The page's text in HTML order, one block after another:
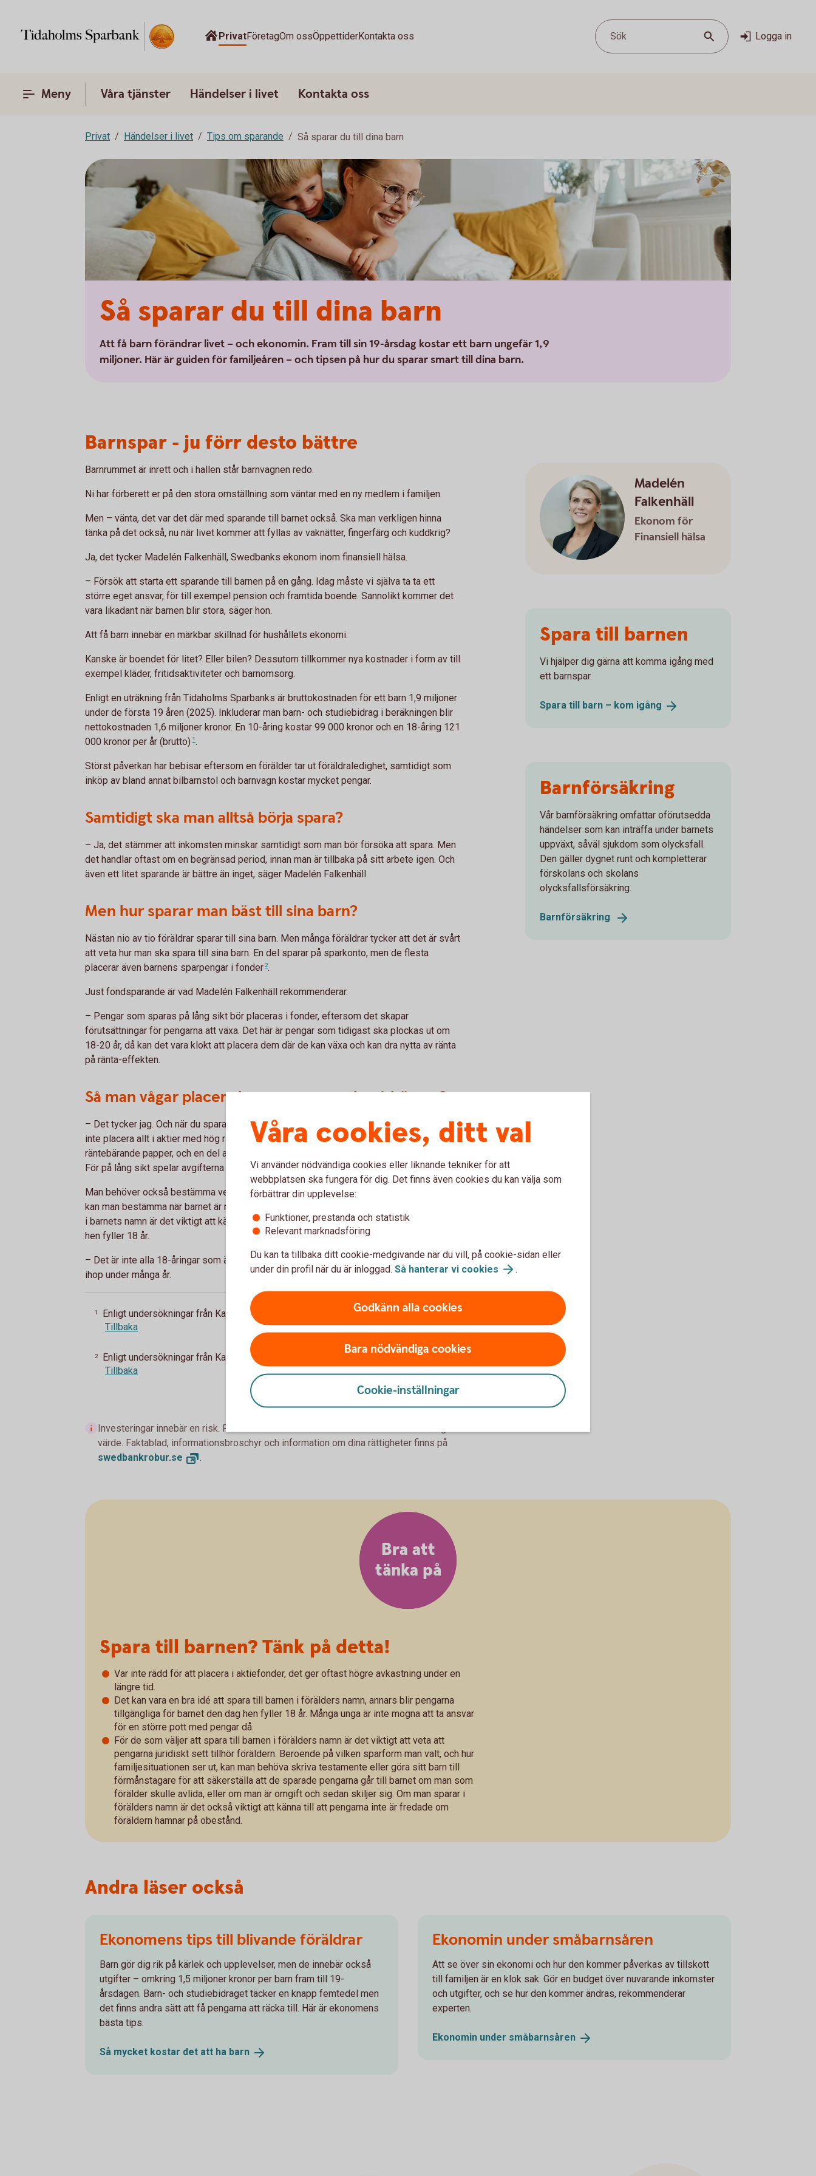
PrivatFöretagOm ossÖppettiderKontakta oss Sök Logga in
Meny Våra tjänster Händelser i livet Kontakta oss
Privat Händelser i livet Tips om sparande Så sparar du till dina barn
Så sparar du till dina barn
Att få barn förändrar livet – och ekonomin. Fram till sin 19-årsdag kostar ett barn ungefär 1,9
miljoner. Här är guiden för familjeåren – och tipsen på hur du sparar smart till dina barn.
Barnspar - ju förr desto bättre
Barnrummet är inrett och i hallen står barnvagnen redo.
Ni har förberett er på den stora omställning som väntar med en ny medlem i familjen.
Men – vänta, det var det där med sparande till barnet också. Ska man verkligen hinna
tänka på det också, nu när livet kommer att fyllas av vaknätter, fingerfärg och kuddkrig?
Ja, det tycker Madelén Falkenhäll, Swedbanks ekonom inom finansiell hälsa.
– Försök att starta ett sparande till barnen på en gång. Idag måste vi själva ta ta ett
större eget ansvar, för till exempel pension och framtida boende. Sannolikt kommer det
vara likadant när barnen blir stora, säger hon.
Att få barn innebär en märkbar skillnad för hushållets ekonomi.
Kanske är boendet för litet? Eller bilen? Dessutom tillkommer nya kostnader i form av till
exempel kläder, fritidsaktiviteter och barnomsorg.
Enligt en uträkning från Tidaholms Sparbanks är bruttokostnaden för ett barn 1,9 miljoner
under de första 19 åren (2025). Inkluderar man barn- och studiebidrag i beräkningen blir
nettokostnaden 1,6 miljoner kronor. En 10-åring kostar 99 000 kronor och en 18-åring 121
000 kronor per år (brutto) 1.
Störst påverkan har bebisar eftersom en förälder tar ut föräldraledighet, samtidigt som
inköp av bland annat bilbarnstol och barnvagn kostar mycket pengar.
Samtidigt ska man alltså börja spara?
– Ja, det stämmer att inkomsten minskar samtidigt som man bör försöka att spara. Men
det handlar oftast om en begränsad period, innan man är tillbaka på sitt arbete igen. Och
även ett litet sparande är bättre än inget, säger Madelén Falkenhäll.
Men hur sparar man bäst till sina barn?
Nästan nio av tio föräldrar sparar till sina barn. Men många föräldrar tycker att det är svårt
att veta hur man ska spara till sina barn. En del sparar på sparkonto, men de flesta
placerar även barnens sparpengar i fonder 2.
Just fondsparande är vad Madelén Falkenhäll rekommenderar.
– Pengar som sparas på lång sikt bör placeras i fonder, eftersom det skapar
förutsättningar för pengarna att växa. Det här är pengar som tidigast ska plockas ut om
18-20 år, då kan det vara klokt att placera dem där de kan växa och kan dra nytta av ränta
på ränta-effekten.
Så man vågar placera barnens sparande på börsen?
– Det tycker jag. Och när du sparar i fonder kan du välja önskad risknivå. Så du behöver ju
inte placera allt i aktier med hög risk, utan kan till exempel välja en fond som har en del
räntebärande papper, och en del aktier. Och var noga med att titta på fondernas avgifter.
För på lång sikt spelar avgifterna roll, säger Madelén Falkenhäll.
Man behöver också bestämma vem sparande ska stå på. Sparar man i förälderns namn
kan man bestämma när barnet är moget att hand om en större summa pengar. Sparar man
i barnets namn är det viktigt att känna till att pengarna blir tillgängliga för barnet den dag
hen fyller 18 år.
– Det är inte alla 18-åringar som är redo att hantera de pengar som föräldrarna sparat
ihop under många år.
1
Enligt undersökningar från Kantar Medias Sifopanel på uppdrag av Swedbank.
Tillbaka
2
Enligt undersökningar från Kantar Medias Sifopanel på uppdrag av Swedbank.
Tillbaka
Investeringar innebär en risk. Fonder med riskklass 5-7 kan öka och minska kraftigt i
värde. Faktablad, informationsbroschyr och information om dina rättigheter finns på
swedbankrobur.se .
Madelén
Falkenhäll
Ekonom för
Finansiell hälsa
Spara till barnen
Vi hjälper dig gärna att komma igång med
ett barnspar.
Spara till barn – kom igång
Barnförsäkring
Vår barnförsäkring omfattar oförutsedda
händelser som kan inträffa under barnets
uppväxt, såväl sjukdom som olycksfall.
Den gäller dygnet runt och kompletterar
förskolans och skolans
olycksfallsförsäkring.
Barnförsäkring
Spara till barnen? Tänk på detta!
Var inte rädd för att placera i aktiefonder, det ger oftast högre avkastning under en
längre tid.
Det kan vara en bra idé att spara till barnen i förälders namn, annars blir pengarna
tillgängliga för barnet den dag hen fyller 18 år. Många unga är inte mogna att ta ansvar
för en större pott med pengar då.
För de som väljer att spara till barnen i förälders namn är det viktigt att veta att
pengarna juridiskt sett tillhör föräldern. Beroende på vilken sparform man valt, och hur
familjesituationen ser ut, kan man behöva skriva testamente eller göra sitt barn till
förmånstagare för att säkerställa att de sparade pengarna går till barnet om man som
förälder skulle avlida, eller om man är omgift och sedan skiljer sig. Om man sparar i
förälders namn är det också viktigt att känna till att pengarna inte är fredade om
föräldern hamnar på obestånd.
Bra att
tänka på
Andra läser också
Ekonomens tips till blivande föräldrar
Barn gör dig rik på kärlek och upplevelser, men de innebär också
utgifter – omkring 1,5 miljoner kronor per barn fram till 19-
årsdagen. Barn- och studiebidraget täcker en knapp femtedel men
det finns andra sätt att få pengarna att räcka till. Här är ekonomens
bästa tips.
Så mycket kostar det att ha barn
Ekonomin under småbarnsåren
Att se över sin ekonomi och hur den kommer påverkas av tillskott
till familjen är en klok sak. Gör en budget över nuvarande inkomster
och utgifter, och se hur den kommer ändras, rekommenderar
experten.
Ekonomin under småbarnsåren
Våra cookies, ditt val
Vi använder nödvändiga cookies eller liknande tekniker för att
webbplatsen ska fungera för dig. Det finns även cookies du kan välja som
förbättrar din upplevelse:
Funktioner, prestanda och statistik
Relevant marknadsföring
Du kan ta tillbaka ditt cookie-medgivande när du vill, på cookie-sidan eller
under din profil när du är inloggad. Så hanterar vi cookies .
Godkänn alla cookies
Bara nödvändiga cookies
Cookie-inställningar